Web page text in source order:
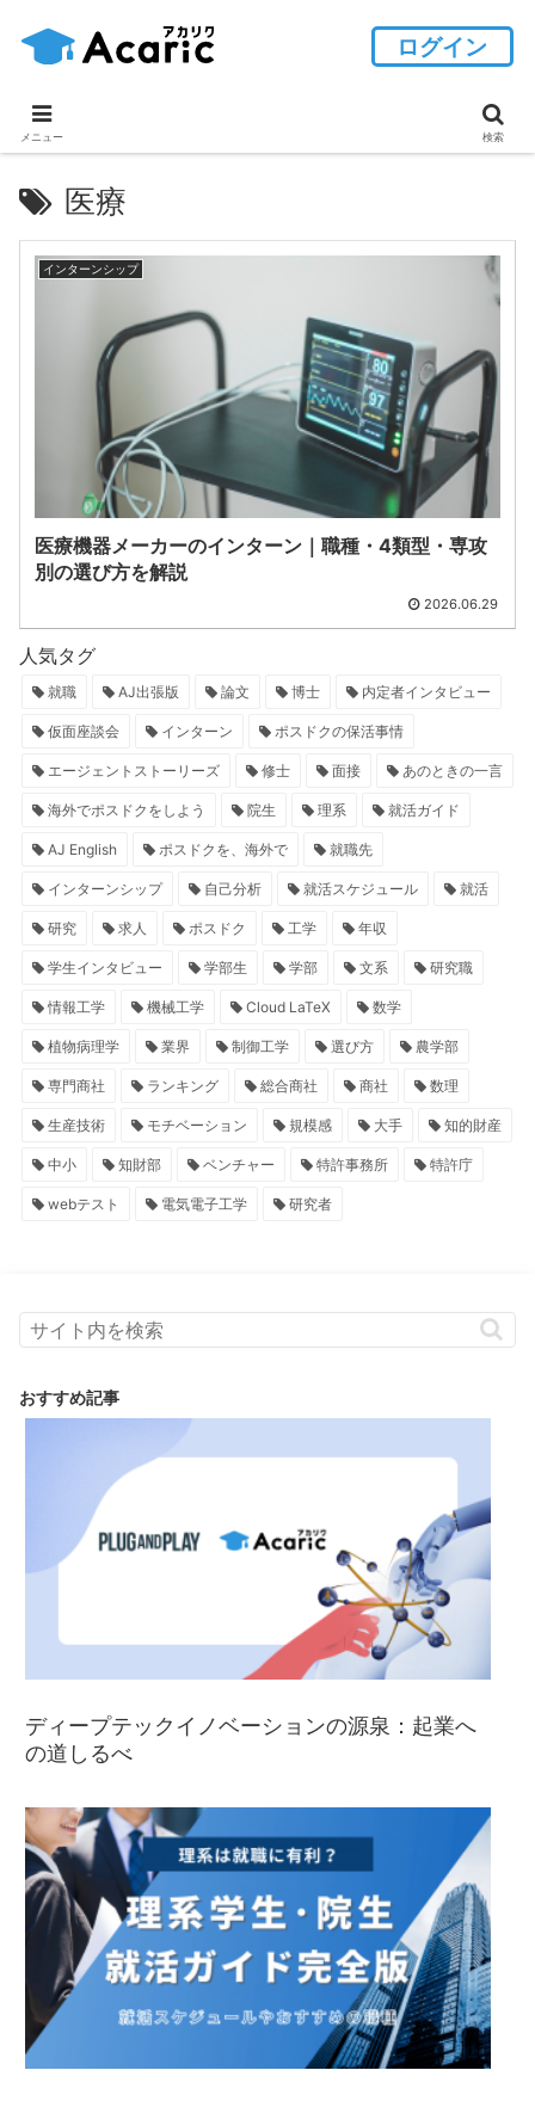
医療
インターンシップ
医療機器メーカーのインターン｜職種・4類型・専攻
別の選び方を解説
2026.06.29
人気タグ
就職 AJ出張版 論文 博士 内定者インタビュー
仮面座談会 インターン ポスドクの保活事情
エージェントストーリーズ 修士 面接 あのときの一言
海外でポスドクをしよう 院生 理系 就活ガイド
AJ English ポスドクを、海外で 就職先
インターンシップ 自己分析 就活スケジュール 就活
研究 求人 ポスドク 工学 年収
学生インタビュー 学部生 学部 文系 研究職
情報工学 機械工学 Cloud LaTeX 数学
植物病理学 業界 制御工学 選び方 農学部
専門商社 ランキング 総合商社 商社 数理
生産技術 モチベーション 規模感 大手 知的財産
中小 知財部 ベンチャー 特許事務所 特許庁
webテスト 電気電子工学 研究者
おすすめ記事
ディープテックイノベーションの源泉：起業へ
の道しるべ
ログイン
メニュー 検索